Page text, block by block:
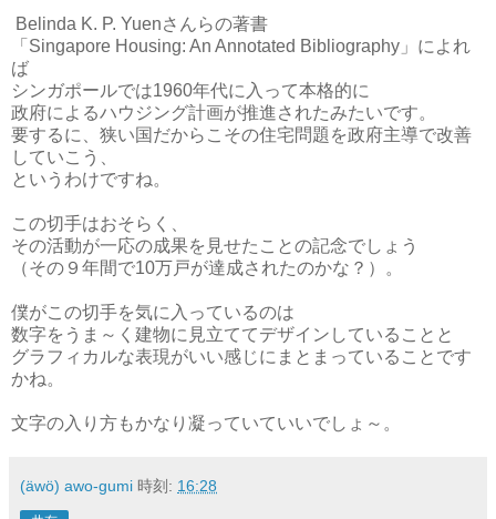
Belinda K. P. Yuenさんらの著書
「Singapore Housing: An Annotated Bibliography」によれ
ば
シンガポールでは1960年代に入って本格的に
政府によるハウジング計画が推進されたみたいです。
要するに、狭い国だからこその住宅問題を政府主導で改善
していこう、
というわけですね。
この切手はおそらく、
その活動が一応の成果を見せたことの記念でしょう
（その９年間で10万戸が達成されたのかな？）。
僕がこの切手を気に入っているのは
数字をうま～く建物に見立ててデザインしていることと
グラフィカルな表現がいい感じにまとまっていることです
かね。
文字の入り方もかなり凝っていていいでしょ～。
(äwö) awo-gumi 時刻: 16:28